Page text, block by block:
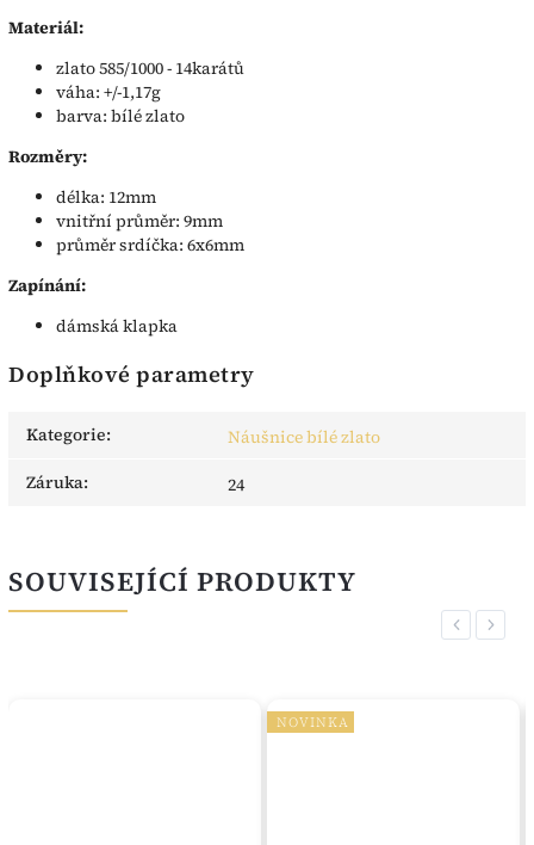
Materiál:
zlato 585/1000 - 14karátů
váha: +/-1,17g
barva: bílé zlato
Rozměry:
délka: 12mm
vnitřní průměr: 9mm
průměr srdíčka: 6x6mm
Zapínání:
dámská klapka
Doplňkové parametry
Kategorie:
Náušnice bílé zlato
Záruka: 24
SOUVISEJÍCÍ PRODUKTY
Previous
NOVINKA
Next